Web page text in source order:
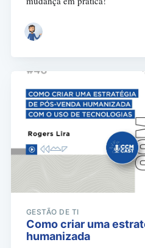
GESTÃO DE TI
Como criar uma
humanizada